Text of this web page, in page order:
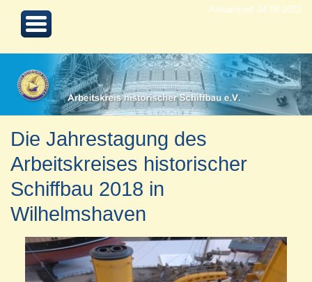
Aktualisiert 24.08.2022
Die Jahrestagung des
Arbeitskreises historischer
Schiffbau 2018 in
Wilhelmshaven